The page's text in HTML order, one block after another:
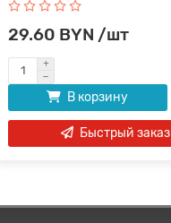
29.60 BYN /шт
В корзину
Быстрый заказ